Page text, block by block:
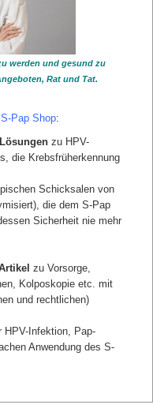
CxCa
Freundin oder
tun?
werden und gesund zu
Rat und Tat.
S-Pap Shop:
zu HPV-
die Krebsfrüherkennung
Schicksalen von
die dem S-Pap
Sicherheit nie mehr
zu Vorsorge,
Kolposkopie etc. mit
und rechtlichen)
HPV-Infektion, Pap-
Anwendung des S-